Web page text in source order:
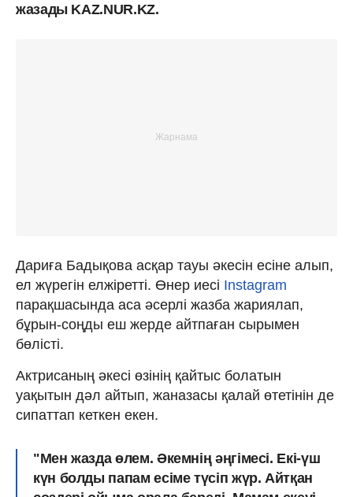
жазады KAZ.NUR.KZ.
Дариға Бадықова асқар тауы әкесін есіне алып,
ел жүрегін елжіретті. Өнер иесі Instagram
парақшасында аса әсерлі жазба жариялап,
бұрын-соңды еш жерде айтпаған сырымен
бөлісті.
Актрисаның әкесі өзінің қайтыс болатын
уақытын дәл айтып, жаназасы қалай өтетінін де
сипаттап кеткен екен.
"Мен жазда өлем. Әкемнің әңгімесі. Екі-үш
күн болды папам есіме түсіп жүр. Айтқан